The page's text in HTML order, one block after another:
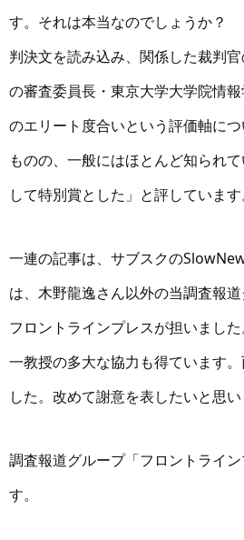
す。それは本当なのでしょうか？
判決文を読み込み、関係した裁判
の審査委員長・東京大学大学院情
のエリート度合いという評価軸に
ものの、一般にはほとんど知られ
して特別賞とした」と評しています
一連の記事は、サブスクの
は、木野龍逸さん以外の当調査報
フロントラインプレスが担いまし
一教授の多大な協力も得ています
した。改めて謝意を表したいと思い
調査報道グループ「フロントライ
す。